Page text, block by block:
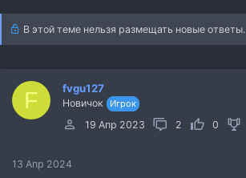
е
м
ч
а
В этой теме нельзя размещать новые ответы.
F fvgu127
Новичок Игрок
19 Апр 2023 2 0
13 Апр 2024